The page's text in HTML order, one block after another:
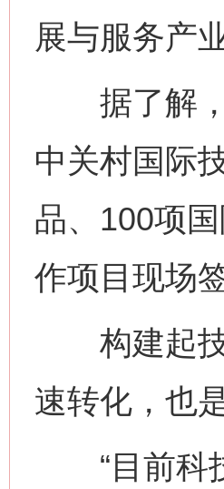
展与服务产
据了解，
中关村国际
品、100项
作项目现场
构建起技
速转化，也
“目前科技